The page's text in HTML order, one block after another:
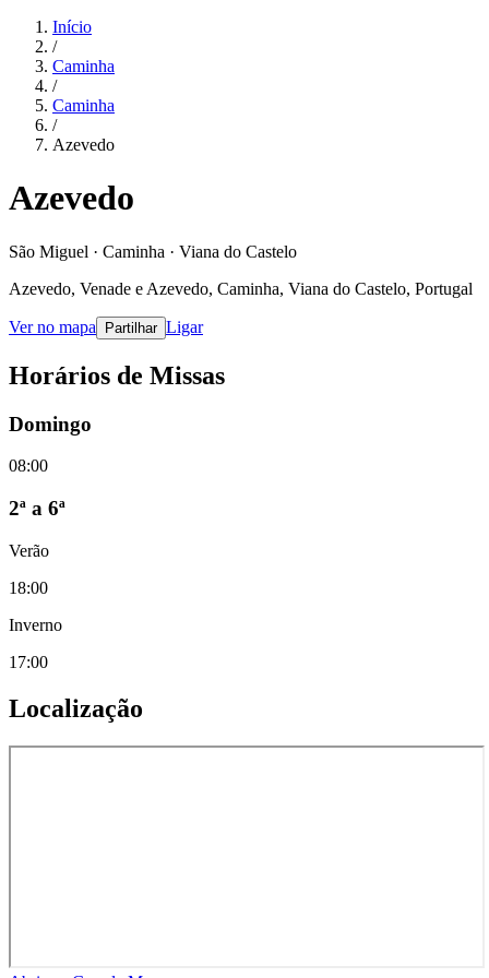
Início
/
Caminha
/
Caminha
/
Azevedo
Azevedo
São Miguel · Caminha · Viana do Castelo
Azevedo, Venade e Azevedo, Caminha, Viana do Castelo, Portugal
Ver no mapa Partilhar Ligar
Horários de Missas
Domingo
08:00
2ª a 6ª
Verão
18:00
Inverno
17:00
Localização